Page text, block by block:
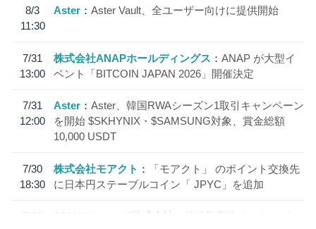
8/3
11:30
Aster Aster Vault、全ユーザー向けに提供開始
7/31
13:00
株式会社ANAPホールディングス
ANAP が大型イ
ベント「BITCOIN JAPAN 2026」開催決定
7/31
12:00
Aster
Aster、韓国RWAシーズン1取引キャンペーン
を開始 $SKHYNIX・$SAMSUNG対象、賞金総額
10,000 USDT
7/30
18:30
株式会社モアクト
「モアクト」 のポイント交換先
に日本円ステーブルコイン「 JPYC」を追加
7/29
SBI VCトレード株式会社
信託型円建てステーブル